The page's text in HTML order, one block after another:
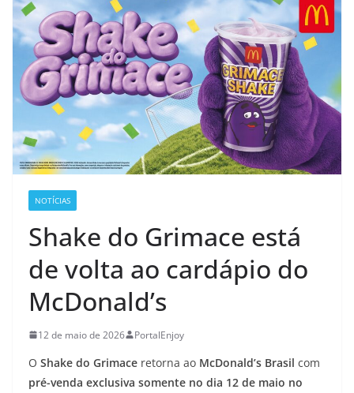
NOTÍCIAS
Shake do Grimace está
de volta ao cardápio do
McDonald’s
12 de maio de 2026 PortalEnjoy
O Shake do Grimace retorna ao McDonald’s Brasil com
pré-venda exclusiva somente no dia 12 de maio no